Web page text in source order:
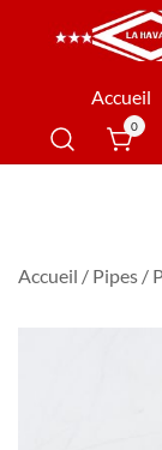
LaAccueil
0
Accueil / Pipes /